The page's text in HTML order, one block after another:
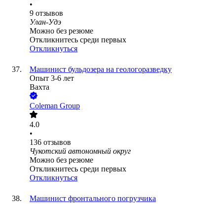
•
9 отзывов
Улан-Удэ
Можно без резюме
Откликнитесь среди первых
Откликнуться
Машинист бульдозера на геологоразведку
Опыт 3-6 лет
Вахта
Coleman Group
4.0
•
136 отзывов
Чукотский автономный округ
Можно без резюме
Откликнитесь среди первых
Откликнуться
Машинист фронтального погрузчика